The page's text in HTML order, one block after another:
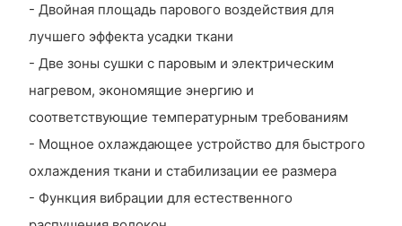
- Двойная площадь парового воздействия для
лучшего эффекта усадки ткани
- Две зоны сушки с паровым и электрическим
нагревом, экономящие энергию и
соответствующие температурным требованиям
- Мощное охлаждающее устройство для быстрого
охлаждения ткани и стабилизации ее размера
- Функция вибрации для естественного